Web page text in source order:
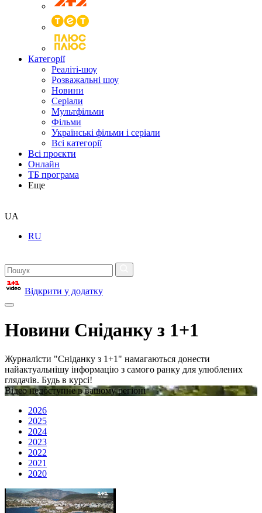
Категорії
Реаліті-шоу
Розважальні шоу
Новини
Серіали
Мультфільми
Фільми
Українські фільми і серіали
Всі категорії
Всі проєкти
Онлайн
ТБ програма
Еще
UA
RU
Відкрити у додатку
Новини Сніданку з 1+1
Журналісти "Сніданку з 1+1" намагаються донести
найактуальнішу інформацію з самого ранку для улюблених
глядачів. Будь в курсі!
Відео недоступне в вашому регіоні
2026
2025
2024
2023
2022
2021
2020